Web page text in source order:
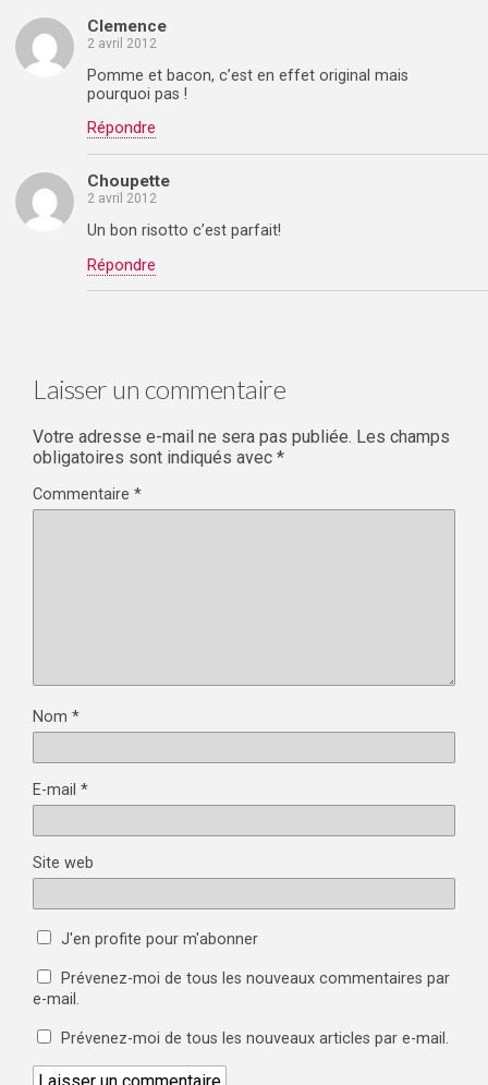
Clemence
2 avril 2012
Pomme et bacon, c’est en effet original mais
pourquoi pas !
Répondre
Choupette
2 avril 2012
Un bon risotto c’est parfait!
Répondre
Laisser un commentaire
Votre adresse e-mail ne sera pas publiée. Les champs
obligatoires sont indiqués avec *
Commentaire *
Nom *
E-mail *
Site web
J'en profite pour m'abonner
Prévenez-moi de tous les nouveaux commentaires par
e-mail.
Prévenez-moi de tous les nouveaux articles par e-mail.